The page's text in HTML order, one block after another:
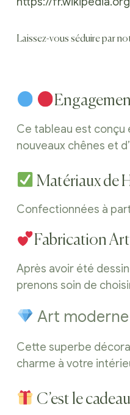
Laissez-vous séduire par
Ce tableau est conçu
nouveaux chênes et
Matériaux de
Confectionnées à
Fabrication
Après avoir été
prenons soin de
Art moderne
Cette superbe
charme à votre
C’est le